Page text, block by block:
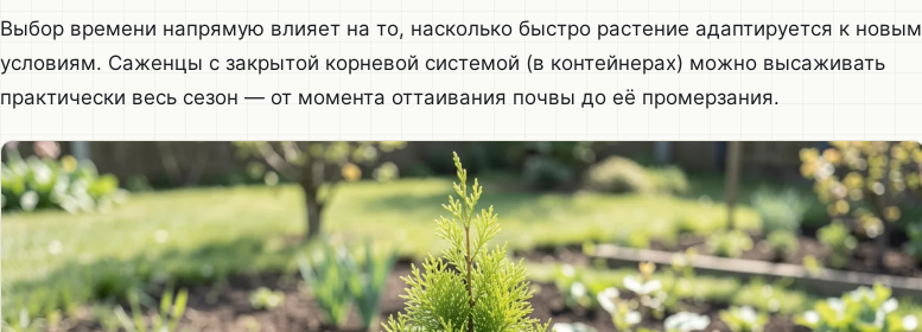
Выбор времени напрямую влияет на то, насколько быстро растение адаптируется к новым
условиям. Саженцы с закрытой корневой системой (в контейнерах) можно высаживать
практически весь сезон — от момента оттаивания почвы до её промерзания.